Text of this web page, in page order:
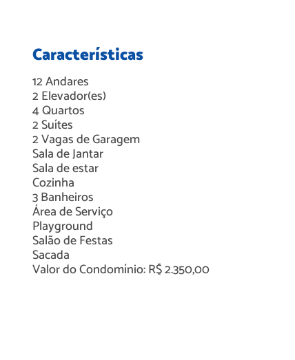
Características
12Andares
2Elevador(es)
4Quartos
2Suítes
2Vagas de Garagem
Sala de Jantar
Sala de estar
Cozinha
3Banheiros
Área de Serviço
Playground
Salão de Festas
Sacada
Valor do Condomínio: R$ 2.350,00